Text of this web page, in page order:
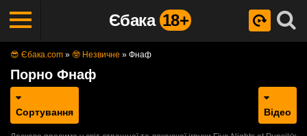
Єбака 18+
😎 Єбака.com » 🤓 Незвичне » Фнаф
Порно Фнаф
Сортування Відео